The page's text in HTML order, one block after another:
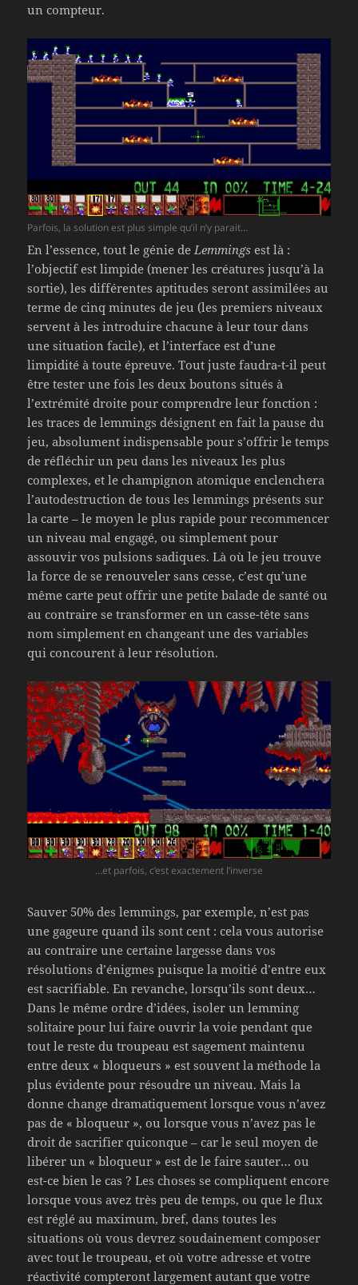
un compteur.
Parfois, la solution est plus simple qu’il n’y parait…
En l’essence, tout le génie de Lemmings est là :
l’objectif est limpide (mener les créatures jusqu’à la
sortie), les différentes aptitudes seront assimilées au
terme de cinq minutes de jeu (les premiers niveaux
servent à les introduire chacune à leur tour dans
une situation facile), et l’interface est d’une
limpidité à toute épreuve. Tout juste faudra-t-il peut
être tester une fois les deux boutons situés à
l’extrémité droite pour comprendre leur fonction :
les traces de lemmings désignent en fait la pause du
jeu, absolument indispensable pour s’offrir le temps
de réfléchir un peu dans les niveaux les plus
complexes, et le champignon atomique enclenchera
l’autodestruction de tous les lemmings présents sur
la carte – le moyen le plus rapide pour recommencer
un niveau mal engagé, ou simplement pour
assouvir vos pulsions sadiques. Là où le jeu trouve
la force de se renouveler sans cesse, c’est qu’une
même carte peut offrir une petite balade de santé ou
au contraire se transformer en un casse-tête sans
nom simplement en changeant une des variables
qui concourent à leur résolution.
…et parfois, c’est exactement l’inverse
Sauver 50% des lemmings, par exemple, n’est pas
une gageure quand ils sont cent : cela vous autorise
au contraire une certaine largesse dans vos
résolutions d’énigmes puisque la moitié d’entre eux
est sacrifiable. En revanche, lorsqu’ils sont deux…
Dans le même ordre d’idées, isoler un lemming
solitaire pour lui faire ouvrir la voie pendant que
tout le reste du troupeau est sagement maintenu
entre deux « bloqueurs » est souvent la méthode la
plus évidente pour résoudre un niveau. Mais la
donne change dramatiquement lorsque vous n’avez
pas de « bloqueur », ou lorsque vous n’avez pas le
droit de sacrifier quiconque – car le seul moyen de
libérer un « bloqueur » est de le faire sauter… ou
est-ce bien le cas ? Les choses se compliquent encore
lorsque vous avez très peu de temps, ou que le flux
est réglé au maximum, bref, dans toutes les
situations où vous devrez soudainement composer
avec tout le troupeau, et où votre adresse et votre
réactivité compteront largement autant que votre